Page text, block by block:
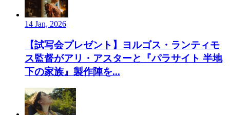
14 Jan, 2026
【試写会プレゼント】ヨルゴス・ランティモ
ス監督がアリ・アスターと『パラサイト 半地
下の家族』製作陣を...